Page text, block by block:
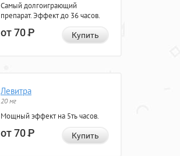
Самый долгоиграющий
препарат. Эффект до 36 часов.
от 70Р Купить
Левитра
20 мг
Мощный эффект на 5ть часов.
от 70Р Купить